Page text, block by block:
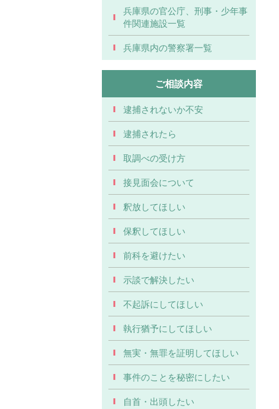
兵庫県の官公庁、刑事・少年事
件関連施設一覧
兵庫県内の警察署一覧
ご相談内容
逮捕されないか不安
逮捕されたら
取調べの受け方
接見面会について
釈放してほしい
保釈してほしい
前科を避けたい
示談で解決したい
不起訴にしてほしい
執行猶予にしてほしい
無実・無罪を証明してほしい
事件のことを秘密にしたい
自首・出頭したい